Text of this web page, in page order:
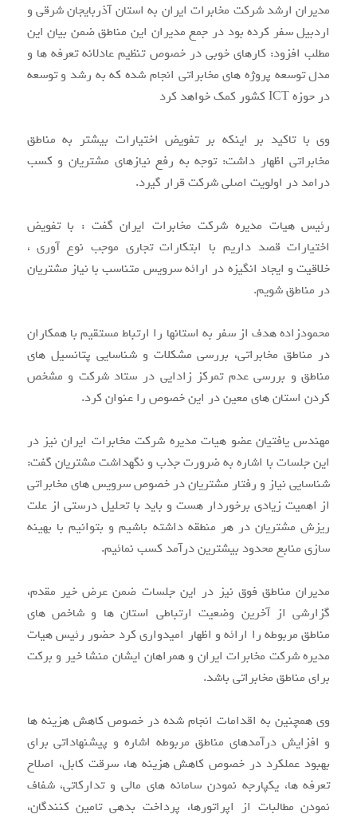
مدیران ارشد شرکت مخابرات ایران به استان آذربایجان شرقی و
اردبیل سفر کرده بود در جمع مدیران این مناطق ضمن بیان این
مطلب افزود: کارهای خوبی در خصوص تنظیم عادلانه تعرفه ها و
مدل توسعه پروژه های مخابراتی انجام شده که به رشد و توسعه
در حوزه ICT کشور کمک خواهد کرد
وی با تاکید بر اینکه بر تفویض اختیارات بیشتر به مناطق
مخابراتی اظهار داشت: توجه به رفع نیازهای مشتریان و کسب
درامد در اولویت اصلی شرکت قرار گیرد.
رئیس هیات مدیره شرکت مخابرات ایران گفت : با تفویض
اختیارات قصد داریم با ابتکارات تجاری موجب نوع آوری ،
خلاقیت و ایجاد انگیزه در ارائه سرویس متناسب با نیاز مشتریان
در مناطق شویم.
محمودزاده هدف از سفر به استانها را ارتباط مستقیم با همکاران
در مناطق مخابراتی، بررسی مشکلات و شناسایی پتانسیل های
مناطق و بررسی عدم تمرکز زادایی در ستاد شرکت و مشخص
کردن استان های معین در این خصوص را عنوان کرد.
مهندس یافتیان عضو هیات مدیره شرکت مخابرات ایران نیز در
این جلسات با اشاره به ضرورت جذب و نگهداشت مشتریان گفت:
شناسایی نیاز و رفتار مشتریان در خصوص سرویس های مخابراتی
از اهمیت زیادی برخوردار هست و باید با تحلیل درستی از علت
ریزش مشتریان در هر منطقه داشته باشیم و بتوانیم با بهینه
سازی منابع محدود بیشترین درآمد کسب نمائیم.
مدیران مناطق فوق نیز در این جلسات ضمن عرض خیر مقدم،
گزارشی از آخرین وضعیت ارتباطی استان ها و شاخص های
مناطق مربوطه را ارائه و اظهار امیدواری کرد حضور رئیس هیات
مدیره شرکت مخابرات ایران و همراهان ایشان منشا خیر و برکت
برای مناطق مخابراتی باشد.
وی همچنین به اقدامات انجام شده در خصوص کاهش هزینه ها
و افزایش درآمدهای مناطق مربوطه اشاره و پیشنهاداتی برای
بهبود عملکرد در خصوص کاهش هزینه ها، سرقت کابل، اصلاح
تعرفه ها، یکپارجه نمودن سامانه های مالی و تدارکاتی، شفاف
نمودن مطالبات از اپراتورها، پرداخت بدهی تامین کنندگان،